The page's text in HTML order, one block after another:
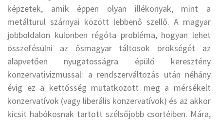
képzetek, amik éppen olyan illékonyak, mint a
metálturul szárnyai között lebbenő szellő. A magyar
jobboldalon különben régóta probléma, hogyan lehet
összefésülni az ősmagyar táltosok örökségét az
alapvetően nyugatosságra épülő keresztény
konzervativizmussal: a rendszerváltozás után néhány
évig ez a kettősség mutatkozott meg a mérsékelt
konzervatívok (vagy liberális konzervatívok) és az akkor
kicsit habókosnak tartott szélsőjobb csörtéiben. Mára,